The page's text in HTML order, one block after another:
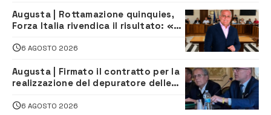
Augusta | Rottamazione quinquies,
Forza Italia rivendica il risultato: «La
6 AGOSTO 2026
Augusta | Firmato il contratto per la
realizzazione del depuratore delle
6 AGOSTO 2026